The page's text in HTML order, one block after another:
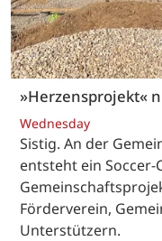
»Herzensprojekt«
Wednesday
Sistig. An der
entsteht ein
Förderverein,
Unterstützern.